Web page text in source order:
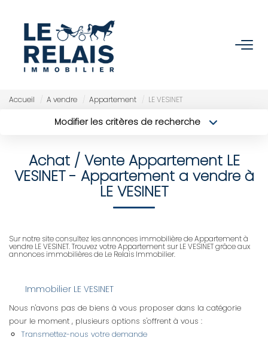
ACHETER
Nos Biens
VENDRE/ESTIMER
Nos Références
Nos Services
Nos Biens
Accueil A vendre Appartement LE VESINET
Modifier les critères de recherche
Sélectionnez...
Type de bien
Surface min
Achat / Vente Appartement LE
VESINET - Appartement a vendre à
LE VESINET
Sur notre site consultez les annonces immobilière de Appartement à
vendre LE VESINET. Trouvez votre Appartement sur LE VESINET grâce aux
annonces immobilières de Le Relais Immobilier.
Immobilier LE VESINET
Nous n'avons pas de biens à vous proposer dans la catégorie
pour le moment , plusieurs options s'offrent à vous :
Transmettez-nous votre demande